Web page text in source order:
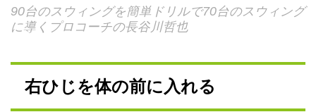
90台のスウィングを簡単ドリルで70台のスウィング
に導くプロコーチの長谷川哲也
右ひじを体の前に入れる